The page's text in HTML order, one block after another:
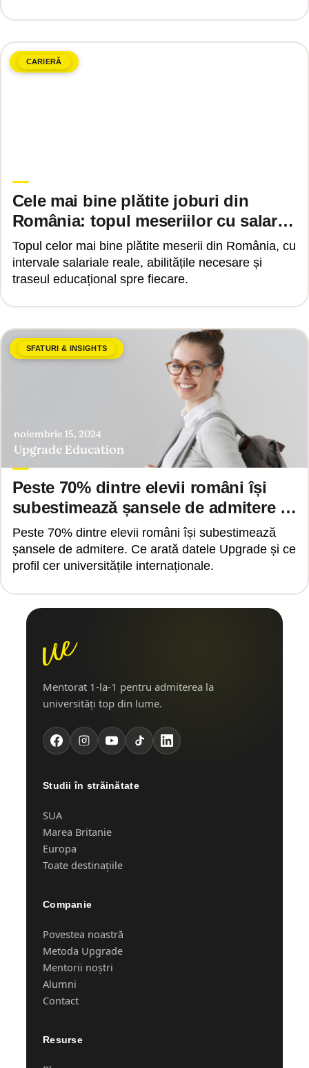
CARIERĂ
Cele mai bine plătite joburi din
România: topul meseriilor cu salarii
mari și cum ajungi acolo
Topul celor mai bine plătite meserii din România, cu
intervale salariale reale, abilitățile necesare și
traseul educațional spre fiecare.
SFATURI & INSIGHTS
noiembrie 15, 2024
Upgrade Education
Peste 70% dintre elevii români își
subestimează șansele de admitere la
universități de top.
Peste 70% dintre elevii români își subestimează
șansele de admitere. Ce arată datele Upgrade și ce
profil cer universitățile internaționale.
Mentorat 1-la-1 pentru admiterea la
universități top din lume.
Studii în străinătate
SUA
Marea Britanie
Europa
Toate destinațiile
Companie
Povestea noastră
Metoda Upgrade
Mentorii noștri
Alumni
Contact
Resurse